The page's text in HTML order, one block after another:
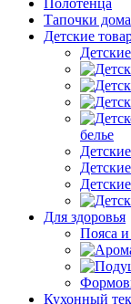
Полотенца
Тапочки
Детские
белье
Для здоровья
Пояса
Кухонный